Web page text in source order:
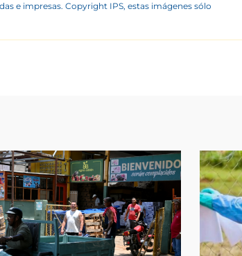
e impresas. Copyright IPS, estas imágenes sólo